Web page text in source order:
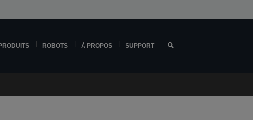
ROBOTS À PROPOS SUPPORT